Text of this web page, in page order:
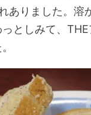
ありました。溶
としみて、